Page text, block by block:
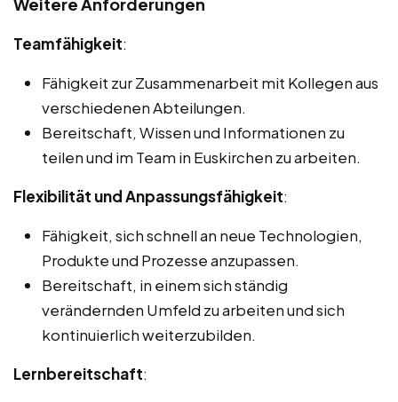
Weitere Anforderungen
Teamfähigkeit:
Fähigkeit zur Zusammenarbeit mit Kollegen aus
verschiedenen Abteilungen.
Bereitschaft, Wissen und Informationen zu
teilen und im Team in Euskirchen zu arbeiten.
Flexibilität und Anpassungsfähigkeit:
Fähigkeit, sich schnell an neue Technologien,
Produkte und Prozesse anzupassen.
Bereitschaft, in einem sich ständig
verändernden Umfeld zu arbeiten und sich
kontinuierlich weiterzubilden.
Lernbereitschaft: